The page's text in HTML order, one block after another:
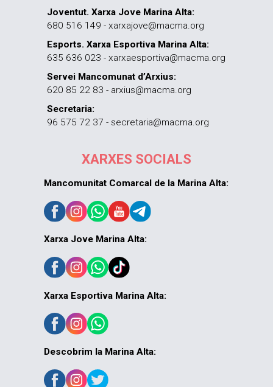
Joventut. Xarxa Jove Marina Alta:
680 516 149 - xarxajove@macma.org
Esports. Xarxa Esportiva Marina Alta:
635 636 023 - xarxaesportiva@macma.org
Servei Mancomunat d’Arxius:
620 85 22 83 - arxius@macma.org
Secretaria:
96 575 72 37 - secretaria@macma.org
XARXES SOCIALS
Mancomunitat Comarcal de la Marina Alta:
Xarxa Jove Marina Alta:
Xarxa Esportiva Marina Alta:
Descobrim la Marina Alta: